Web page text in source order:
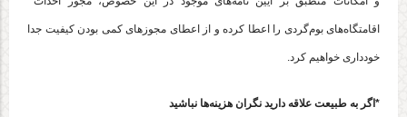
اقامتگاه‌های بوم‌گردی را اعطا کرده و از اعطای مجوزهای کمی بودن کیفیت جدا
خودداری خواهیم کرد.
*اگر به طبیعت علاقه دارید نگران هزینه‌ها نباشید